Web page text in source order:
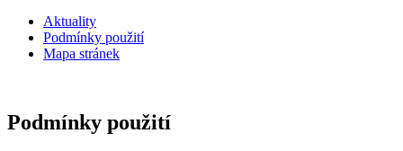
Aktuality
Podmínky použití
Mapa stránek
Podmínky použití